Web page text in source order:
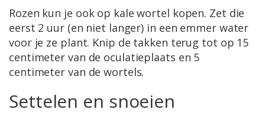
Rozen kun je ook op kale wortel kopen. Zet die
eerst 2 uur (en niet langer) in een emmer water
voor je ze plant. Knip de takken terug tot op 15
centimeter van de oculatieplaats en 5
centimeter van de wortels.
Settelen en snoeien